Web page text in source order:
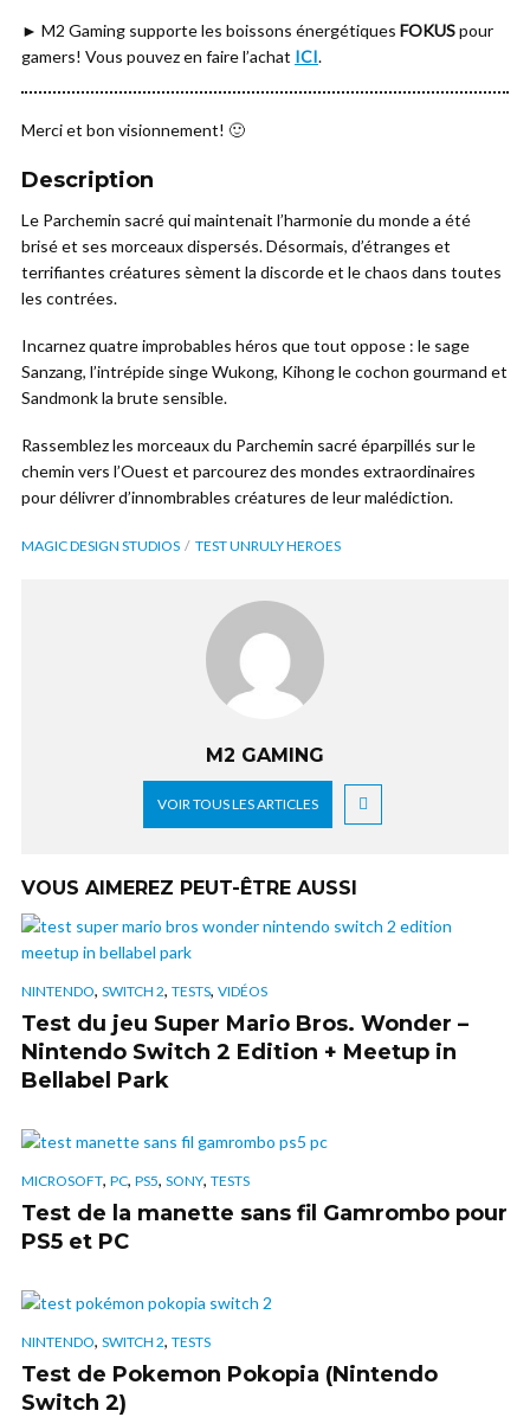
► M2 Gaming supporte les boissons énergétiques FOKUSpour
gamers! Vous pouvez en faire l’achat ICI.
Merci et bon visionnement! 🙂
Description
Le Parchemin sacré qui maintenait l’harmonie du monde a été
brisé et ses morceaux dispersés. Désormais, d’étranges et
terrifiantes créatures sèment la discorde et le chaos dans toutes
les contrées.
Incarnez quatre improbables héros que tout oppose : le sage
Sanzang, l’intrépide singe Wukong, Kihong le cochon gourmand et
Sandmonk la brute sensible.
Rassemblez les morceaux du Parchemin sacré éparpillés sur le
chemin vers l’Ouest et parcourez des mondes extraordinaires
pour délivrer d’innombrables créatures de leur malédiction.
MAGIC DESIGN STUDIOS TEST UNRULY HEROES
M2 GAMING
VOIR TOUS LES ARTICLES
VOUS AIMEREZ PEUT-ÊTRE AUSSI
NINTENDO, SWITCH 2, TESTS, VIDÉOS
Test du jeu Super Mario Bros. Wonder –
Nintendo Switch 2 Edition + Meetup in
Bellabel Park
MICROSOFT, PC, PS5, SONY, TESTS
Test de la manette sans fil Gamrombo pour
PS5 et PC
NINTENDO, SWITCH 2, TESTS
Test de Pokemon Pokopia (Nintendo
Switch 2)